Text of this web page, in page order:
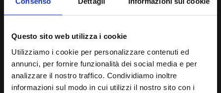
Questo sito web utilizza i cookie
Utilizziamo i cookie per personalizzare contenuti ed
annunci, per fornire funzionalità dei social media e per
analizzare il nostro traffico. Condividiamo inoltre
informazioni sul modo in cui utilizzi il nostro sito con i